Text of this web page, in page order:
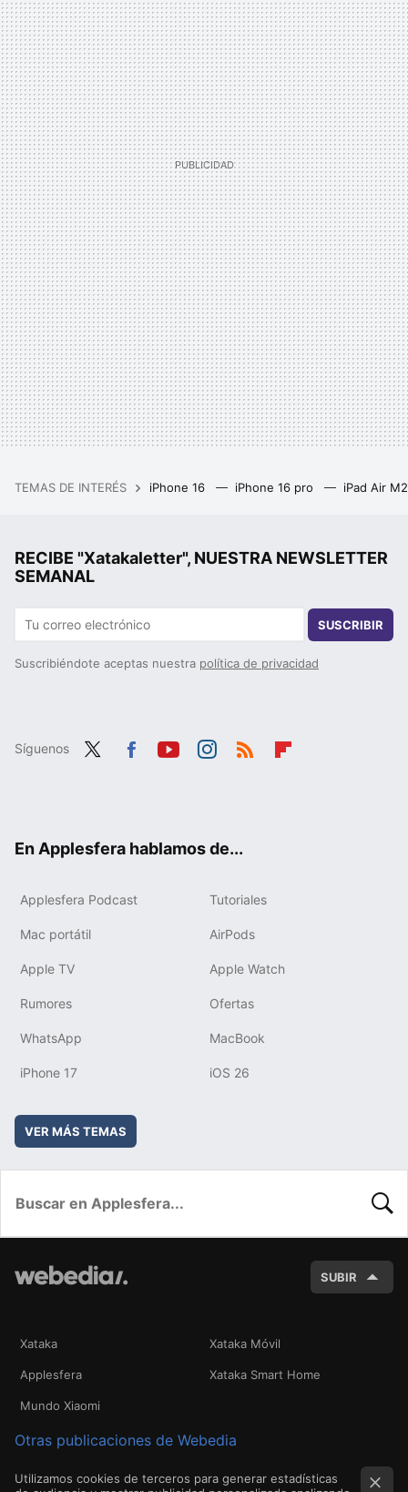
TEMAS DE INTERÉS iPhone 16 iPhone 16 pro iPad Air
RECIBE "Xatakaletter", NUESTRA NEWSLETTER
SEMANAL
SUSCRIBIR
Suscribiéndote aceptas nuestra política de privacidad
Síguenos
En Applesfera hablamos de...
Applesfera Podcast Tutoriales
Mac portátil AirPods
Apple TV Apple Watch
Rumores Ofertas
WhatsApp MacBook
iPhone 17 iOS 26
VER MÁS TEMAS
SUBIR
Xataka Xataka Móvil
Applesfera Xataka Smart Home
Mundo Xiaomi
Otras publicaciones de Webedia
Utilizamos cookies de terceros para generar estadísticas